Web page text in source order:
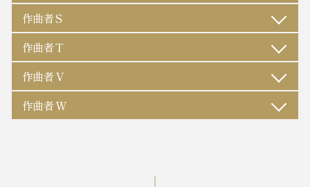
作曲者 S
作曲者 T
作曲者 V
作曲者 W